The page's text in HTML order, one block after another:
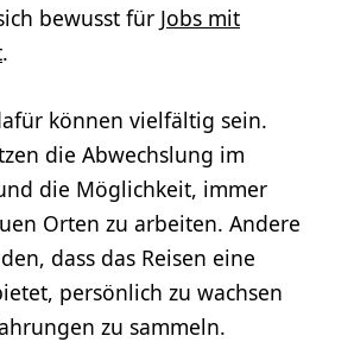
bewusst für Jobs mit
.
können vielfältig sein.
die Abwechslung im
die Möglichkeit, immer
Orten zu arbeiten. Andere
dass das Reisen eine
persönlich zu wachsen
zu sammeln.